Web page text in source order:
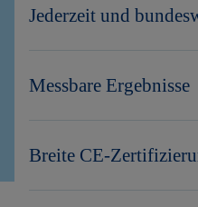
Jederzeit und
Messbare Ergebnisse
Breite CE-